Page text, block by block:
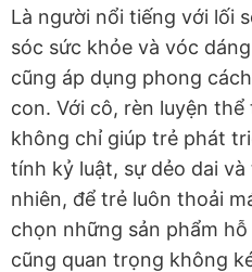
Là người nổi tiếng với lối
sóc sức khỏe và vóc
cũng áp dụng phong
con. Với cô, rèn luyện
không chỉ giúp trẻ phát
tính kỷ luật, sự dẻo dai
nhiên, để trẻ luôn thoải
chọn những sản phẩm
cũng quan trọng không